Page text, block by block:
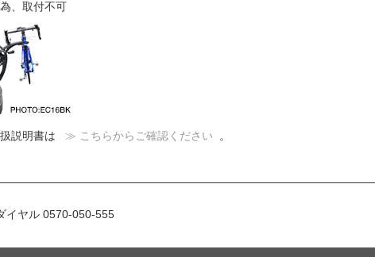
、取付不可
説明書は ≫ こちらからご確認ください 。
イヤル 0570-050-555